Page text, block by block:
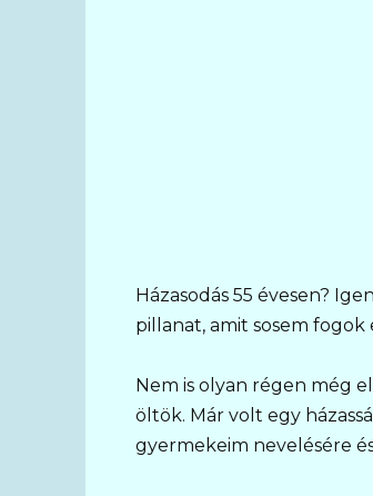
Házasodás 55 évesen?
pillanat, amit sosem fogok
Nem is olyan régen még
öltök. Már volt egy
gyermekeim nevelésére